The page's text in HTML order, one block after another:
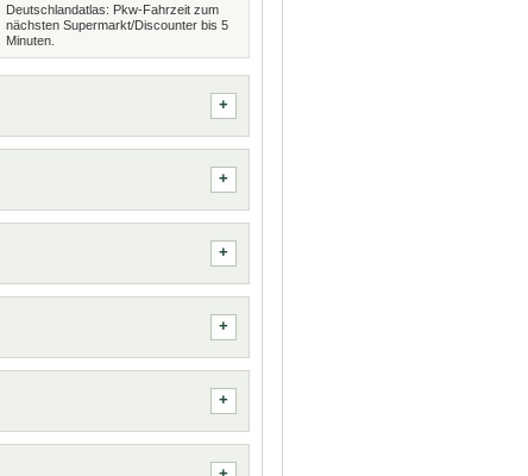
Deutschlandatlas: Pkw-Fahrzeit zum
nächsten Supermarkt/Discounter bis 5
Minuten.